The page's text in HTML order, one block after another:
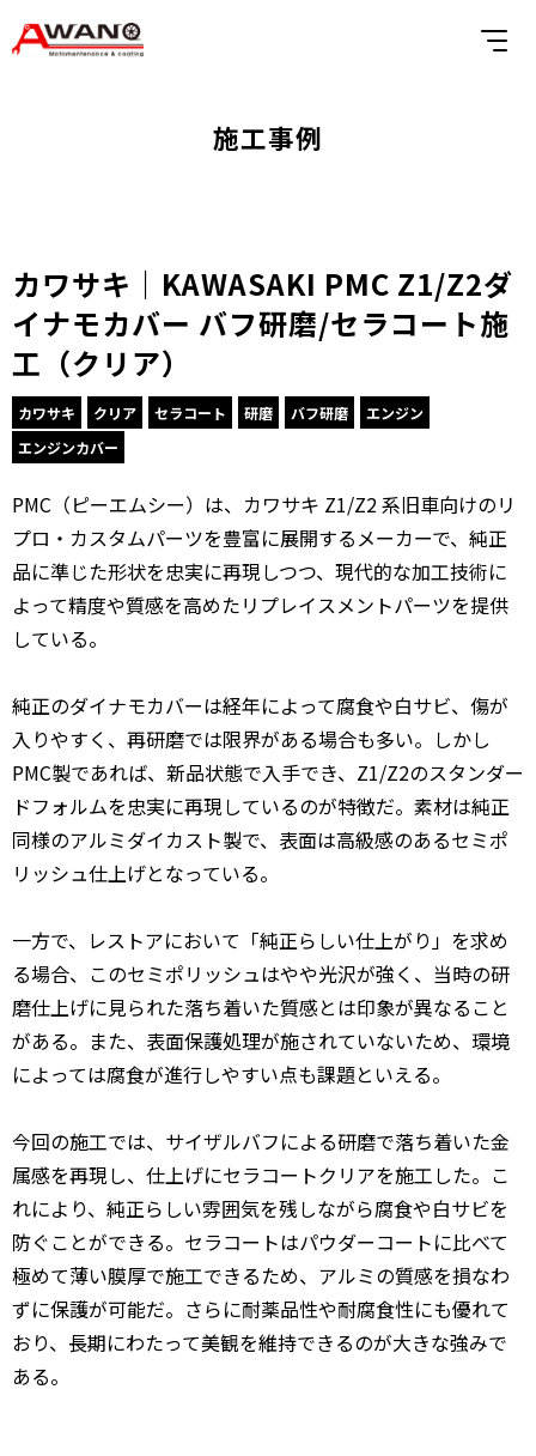
施工事例
カワサキ｜KAWASAKI PMC Z1/Z2ダ
イナモカバー バフ研磨/セラコート施
工（クリア）
カワサキ クリア セラコート 研磨 バフ研磨
エンジン
エンジンカバー
PMC（ピーエムシー）は、カワサキ Z1/Z2 系旧車向けのリ
プロ・カスタムパーツを豊富に展開するメーカーで、純正
品に準じた形状を忠実に再現しつつ、現代的な加工技術に
よって精度や質感を高めたリプレイスメントパーツを提供
している。
純正のダイナモカバーは経年によって腐食や白サビ、傷が
入りやすく、再研磨では限界がある場合も多い。しかし
PMC製であれば、新品状態で入手でき、Z1/Z2のスタンダー
ドフォルムを忠実に再現しているのが特徴だ。素材は純正
同様のアルミダイカスト製で、表面は高級感のあるセミポ
リッシュ仕上げとなっている。
一方で、レストアにおいて「純正らしい仕上がり」を求め
る場合、このセミポリッシュはやや光沢が強く、当時の研
磨仕上げに見られた落ち着いた質感とは印象が異なること
がある。また、表面保護処理が施されていないため、環境
によっては腐食が進行しやすい点も課題といえる。
今回の施工では、サイザルバフによる研磨で落ち着いた金
属感を再現し、仕上げにセラコートクリアを施工した。こ
れにより、純正らしい雰囲気を残しながら腐食や白サビを
防ぐことができる。セラコートはパウダーコートに比べて
極めて薄い膜厚で施工できるため、アルミの質感を損なわ
ずに保護が可能だ。さらに耐薬品性や耐腐食性にも優れて
おり、長期にわたって美観を維持できるのが大きな強みで
ある。